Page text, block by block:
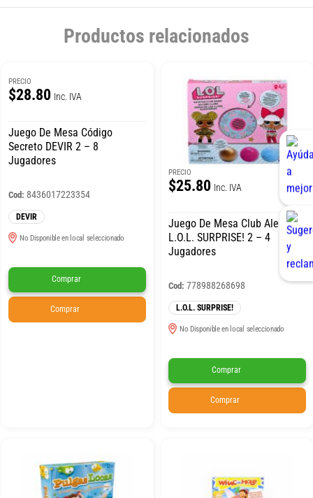
Productos relacionados
PRECIO
$28.80 Inc. IVA
Juego De Mesa Código
Secreto DEVIR 2 – 8
Jugadores
Cod: 8436017223354
DEVIR
No Disponible en local seleccionado
Comprar
Comprar
PRECIO
$25.80 Inc. IVA
Juego De Mesa Club Aleatorio
L.O.L. SURPRISE! 2 – 4
Jugadores
Cod: 778988268698
L.O.L. SURPRISE!
No Disponible en local seleccionado
Comprar
Comprar